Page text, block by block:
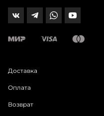
Доставка
Оплата
Возврат